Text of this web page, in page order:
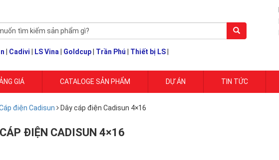
Cadivi LS Vina Goldcup Trần Phú Thiết bị LS
GIÁ CATALOGE SẢN PHẨM DỰ ÁN TIN TỨC
điện Cadisun Dây cáp điện Cadisun 4×16
ĐIỆN CADISUN 4×16